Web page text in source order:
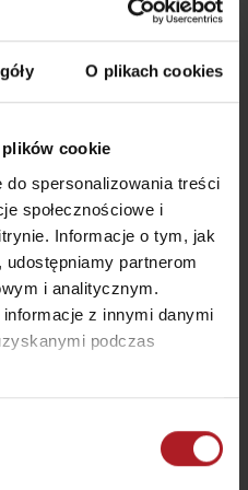
O plikach cookies
cookie
spersonalizowania treści
społecznościowe i
Informacje o tym, jak
partnerom
i analitycznym.
z innymi danymi
podczas